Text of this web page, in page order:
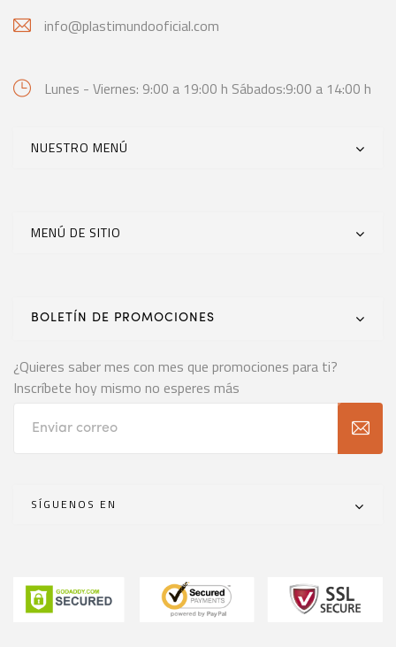
info@plastimundooficial.com
Lunes - Viernes: 9:00 a 19:00 h Sábados:9:00 a 14:00 h
NUESTRO MENÚ
MENÚ DE SITIO
BOLETÍN DE PROMOCIONES
¿Quieres saber mes con mes que promociones para ti?
Inscríbete hoy mismo no esperes más
SÍGUENOS EN